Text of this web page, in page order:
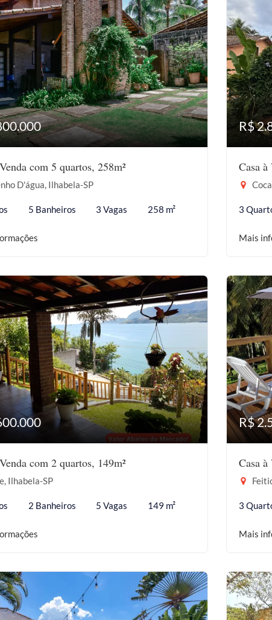
com 5 quartos, 258m²
D'água, Ilhabela-SP
5 Banheiros 3 Vagas 258 m²
R$
Casa
3
Mais
com 2 quartos, 149m²
Ilhabela-SP
2 Banheiros 5 Vagas 149 m²
R$
Casa
3
Mais